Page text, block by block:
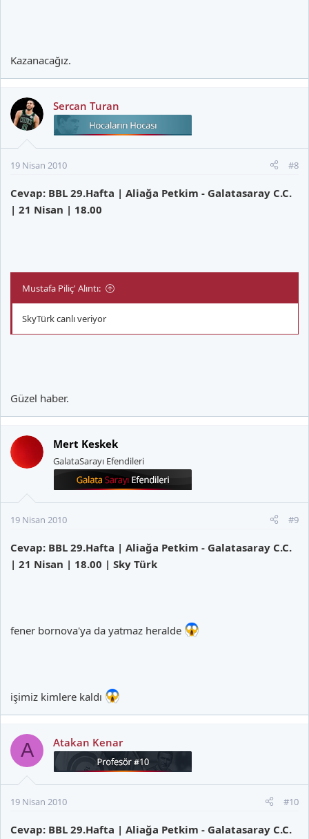
Kazanacağız.
Sercan Turan
19 Nisan 2010 #8
Cevap: BBL 29.Hafta | Aliağa Petkim - Galatasaray C.C.
| 21 Nisan | 18.00
Mustafa Piliç' Alıntı:
SkyTürk canlı veriyor
Güzel haber.
Mert Keskek
GalataSarayı Efendileri
19 Nisan 2010 #9
Cevap: BBL 29.Hafta | Aliağa Petkim - Galatasaray C.C.
| 21 Nisan | 18.00 | Sky Türk
fener bornova'ya da yatmaz heralde
işimiz kimlere kaldı
A Atakan Kenar
19 Nisan 2010 #10
Cevap: BBL 29.Hafta | Aliağa Petkim - Galatasaray C.C.